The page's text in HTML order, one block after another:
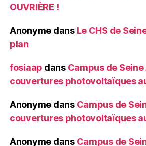
OUVRIÈRE !
Anonyme dans Le CHS de
plan
fosiaap dans Campus de Seine
couvertures photovoltaïques
Anonyme dans Campus de
couvertures photovoltaïques
Anonyme dans Campus de